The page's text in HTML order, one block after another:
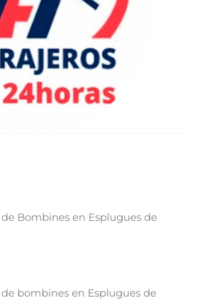
Bombines en Esplugues de
bombines en Esplugues de